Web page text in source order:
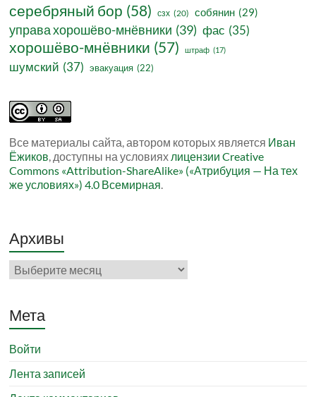
серебряный бор (58) сзх (20) собянин (29)
управа хорошёво-мнёвники (39) фас (35)
хорошёво-мнёвники (57) штраф (17)
шумский (37) эвакуация (22)
Все материалы сайта, автором которых является Иван
Ёжиков, доступны на условиях лицензии Creative
Commons «Attribution-ShareAlike» («Атрибуция — На тех
же условиях») 4.0 Всемирная.
Архивы
Архивы
Мета
Войти
Лента записей